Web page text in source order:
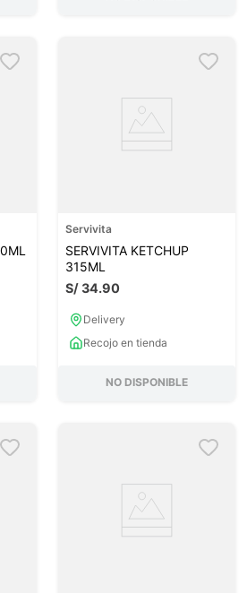
Servivita
SERVIVITA KETCHUP
315ML
S/34.90
Delivery
Recojo en tienda
NO DISPONIBLE